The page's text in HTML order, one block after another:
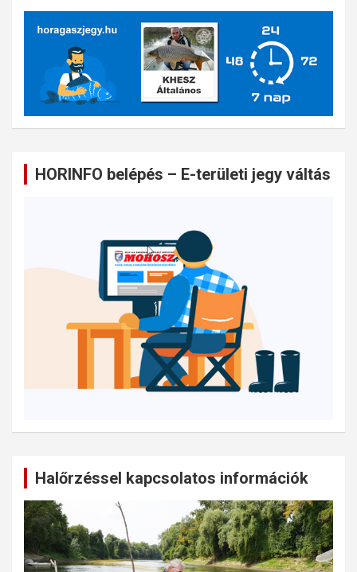
HORINFO belépés – E-területi jegy váltás
Halőrzéssel kapcsolatos információk